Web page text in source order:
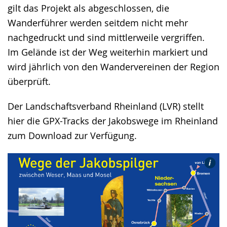
gilt das Projekt als abgeschlossen, die
Wanderführer werden seitdem nicht mehr
nachgedruckt und sind mittlerweile vergriffen.
Im Gelände ist der Weg weiterhin markiert und
wird jährlich von den Wandervereinen der Region
überprüft.
Der Landschaftsverband Rheinland (LVR) stellt
hier die GPX-Tracks der Jakobswege im Rheinland
zum Download zur Verfügung.